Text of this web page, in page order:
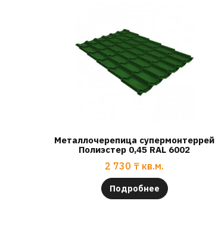
Металлочерепица супермонтеррей
Полиэстер 0,45 RAL 6002
2 730 ₸ кв.м.
Подробнее